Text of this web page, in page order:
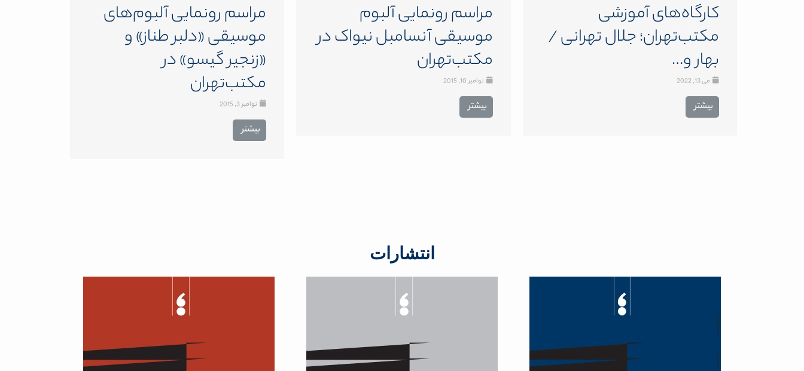
کارگاه‌های آموزشی
مکتب‌تهران؛ جلال تهرانی /
بهار و…
می 13, 2022
بیشتر
مراسم رونمایی آلبوم
موسیقی آنسامبل نیواک در
مکتب‌تهران
نوامبر 10, 2015
بیشتر
مراسم رونمایی آلبوم‌های
موسیقی «دلبر طناز» و
«زنجیر گیسو» در
مکتب‌تهران
نوامبر 3, 2015
بیشتر
انتشارات